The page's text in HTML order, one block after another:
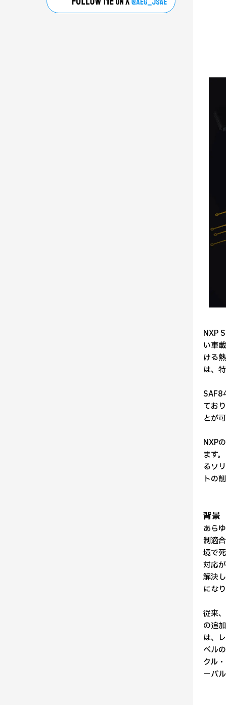
NXP
い車
ける
は、
てお
とが
NXP
ます
るソ
トの
背景
あら
制適
境で
対応
解決
になり
従来
の追
は、
ベル
クル
ーバ